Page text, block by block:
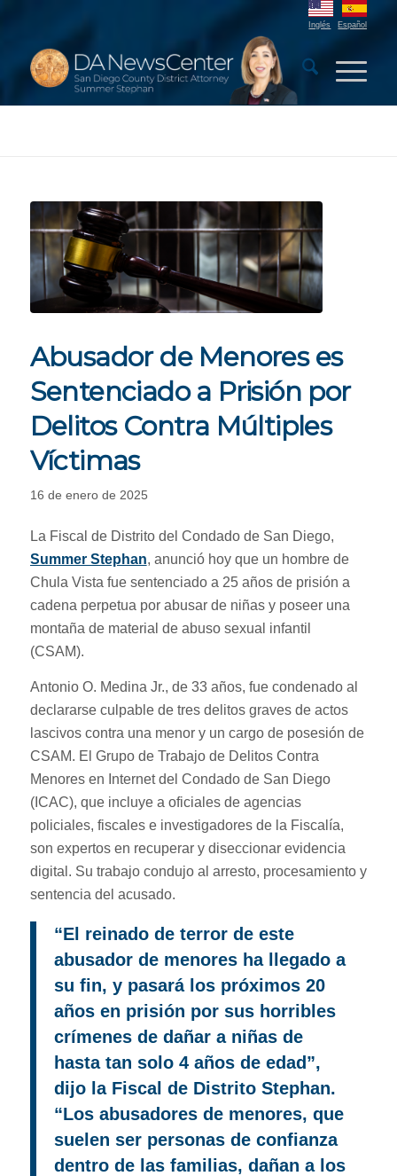
Inglés Español
Abusador de Menores es
Sentenciado a Prisión por
Delitos Contra Múltiples
Víctimas
16 de enero de 2025
La Fiscal de Distrito del Condado de San Diego,
Summer Stephan, anunció hoy que un hombre de
Chula Vista fue sentenciado a 25 años de prisión a
cadena perpetua por abusar de niñas y poseer una
montaña de material de abuso sexual infantil
(CSAM).
Antonio O. Medina Jr., de 33 años, fue condenado al
declararse culpable de tres delitos graves de actos
lascivos contra una menor y un cargo de posesión de
CSAM. El Grupo de Trabajo de Delitos Contra
Menores en Internet del Condado de San Diego
(ICAC), que incluye a oficiales de agencias
policiales, fiscales e investigadores de la Fiscalía,
son expertos en recuperar y diseccionar evidencia
digital. Su trabajo condujo al arresto, procesamiento y
sentencia del acusado.
“El reinado de terror de este
abusador de menores ha llegado a
su fin, y pasará los próximos 20
años en prisión por sus horribles
crímenes de dañar a niñas de
hasta tan solo 4 años de edad”,
dijo la Fiscal de Distrito Stephan.
“Los abusadores de menores, que
suelen ser personas de confianza
dentro de las familias, dañan a los